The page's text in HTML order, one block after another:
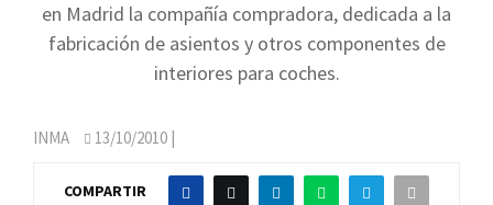
en Madrid la compañía compradora, dedicada a la
fabricación de asientos y otros componentes de
interiores para coches.
INMA 13/10/2010 |
COMPARTIR